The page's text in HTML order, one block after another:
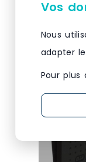
Vos
Nous
adapter
Pour plus